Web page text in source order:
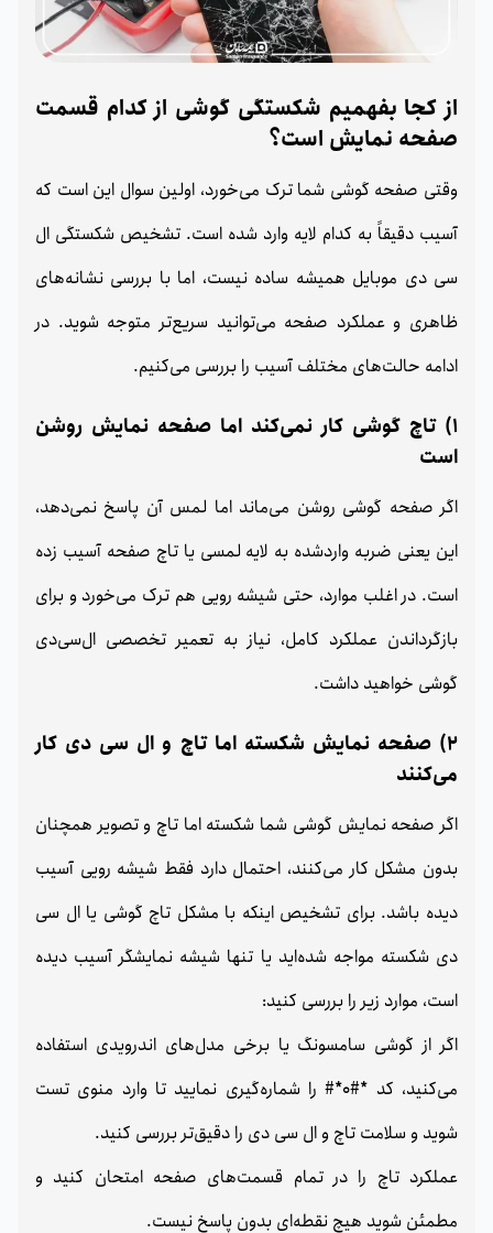
از کجا بفهمیم شکستگی گوشی از کدام قسمت
صفحه نمایش است؟
وقتی صفحه گوشی شما ترک می‌خورد، اولین سوال این است که
آسیب دقیقاً به کدام لایه وارد شده است. تشخیص شکستگی ال
سی دی موبایل همیشه ساده نیست، اما با بررسی نشانه‌های
ظاهری و عملکرد صفحه می‌توانید سریع‌تر متوجه شوید. در
ادامه حالت‌های مختلف آسیب را بررسی می‌کنیم.
1) تاچ گوشی کار نمی‌کند اما صفحه نمایش روشن
است
اگر صفحه گوشی روشن می‌ماند اما لمس آن پاسخ نمی‌دهد،
این یعنی ضربه واردشده به لایه لمسی یا تاچ صفحه آسیب زده
است. در اغلب موارد، حتی شیشه رویی هم ترک می‌خورد و برای
بازگرداندن عملکرد کامل، نیاز به تعمیر تخصصی ال‌سی‌دی
گوشی خواهید داشت.
2) صفحه نمایش شکسته اما تاچ و ال سی دی کار
می‌کنند
اگر صفحه نمایش گوشی شما شکسته اما تاچ و تصویر همچنان
بدون مشکل کار می‌کنند، احتمال دارد فقط شیشه رویی آسیب
دیده باشد. برای تشخیص اینکه با مشکل تاچ گوشی یا ال سی
دی شکسته مواجه شده‌اید یا تنها شیشه نمایشگر آسیب دیده
است، موارد زیر را بررسی کنید:
اگر از گوشی سامسونگ یا برخی مدل‌های اندرویدی استفاده
می‌کنید، کد *#0*# را شماره‌گیری نمایید تا وارد منوی تست
شوید و سلامت تاچ و ال سی دی را دقیق‌تر بررسی کنید.
عملکرد تاچ را در تمام قسمت‌های صفحه امتحان کنید و
مطمئن شوید هیچ نقطه‌ای بدون پاسخ نیست.